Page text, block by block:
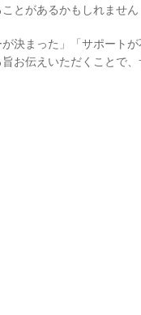
とがあるかもしれません
が決まった」「サポート
お伝えいただくことで